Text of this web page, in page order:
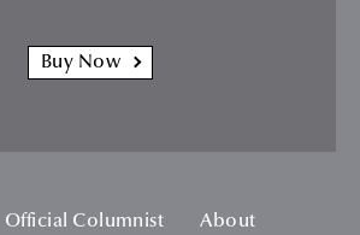
Buy Now
Official Columnist
About